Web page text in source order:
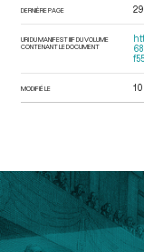
DERNIÈRE PAGE
URI DU MANIFEST IIIF DU VOLUME
CONTENANT LE DOCUMENT
MODIFIÉ LE